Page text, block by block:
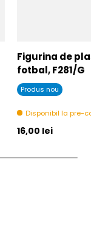
Figurina de
fotbal, F281/G
Produs nou
Disponibil la pre-
Pret initial
16,00 lei